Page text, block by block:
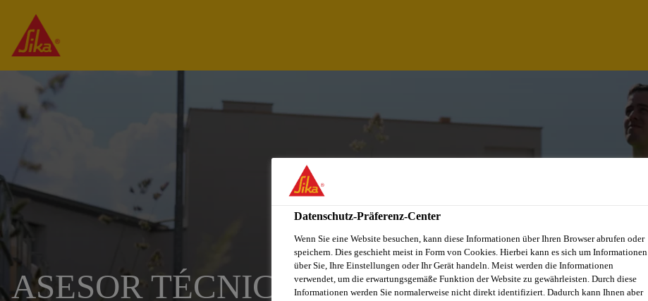
ASESOR TÉCNICO COMERCIAL
Datenschutz-Präferenz-Center
Wenn Sie eine Website besuchen, kann diese Informationen über Ihren Browser abrufen oder
speichern. Dies geschieht meist in Form von Cookies. Hierbei kann es sich um Informationen
über Sie, Ihre Einstellungen oder Ihr Gerät handeln. Meist werden die Informationen
verwendet, um die erwartungsgemäße Funktion der Website zu gewährleisten. Durch diese
Informationen werden Sie normalerweise nicht direkt identifiziert. Dadurch kann Ihnen aber